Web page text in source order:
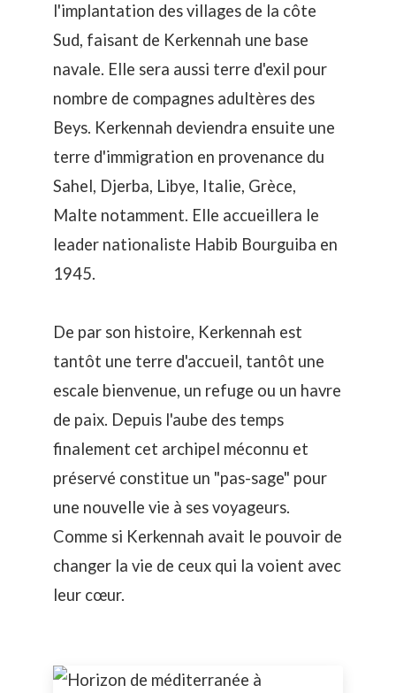
l'implantation des villages de la côte
Sud, faisant de Kerkennah une base
navale. Elle sera aussi terre d'exil pour
nombre de compagnes adultères des
Beys. Kerkennah deviendra ensuite une
terre d'immigration en provenance du
Sahel, Djerba, Libye, Italie, Grèce,
Malte notamment. Elle accueillera le
leader nationaliste Habib Bourguiba en
1945.
De par son histoire, Kerkennah est
tantôt une terre d'accueil, tantôt une
escale bienvenue, un refuge ou un havre
de paix. Depuis l'aube des temps
finalement cet archipel méconnu et
préservé constitue un "pas-sage" pour
une nouvelle vie à ses voyageurs.
Comme si Kerkennah avait le pouvoir de
changer la vie de ceux qui la voient avec
leur cœur.